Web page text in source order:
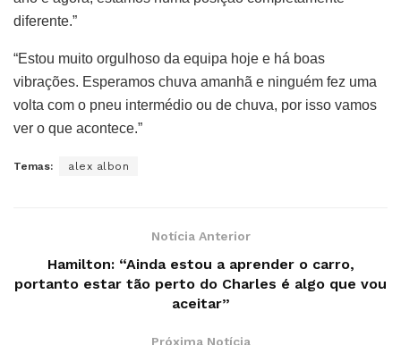
diferente.”
“Estou muito orgulhoso da equipa hoje e há boas
vibrações. Esperamos chuva amanhã e ninguém fez uma
volta com o pneu intermédio ou de chuva, por isso vamos
ver o que acontece.”
Temas: alex albon
Notícia Anterior
Hamilton: “Ainda estou a aprender o carro,
portanto estar tão perto do Charles é algo que vou
aceitar”
Próxima Notícia